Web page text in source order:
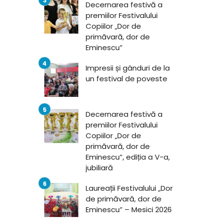
Decernarea festivă a
premiilor Festivalului
Copiilor „Dor de
primăvară, dor de
Eminescu”
Impresii și gânduri de la
un festival de poveste
Decernarea festivă a
premiilor Festivalului
Copiilor „Dor de
primăvară, dor de
Eminescu”, ediția a V-a,
jubiliară
Laureații Festivalului „Dor
de primăvară, dor de
Eminescu” – Mesici 2026